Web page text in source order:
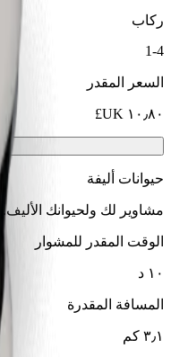
ركاب
1-4
السعر المقدر
حيوانات أليفة
مشاوير لك ولحيوانك
الوقت المقدر للمشوار
١٠ د
المسافة المقدرة
٣٫١ كم